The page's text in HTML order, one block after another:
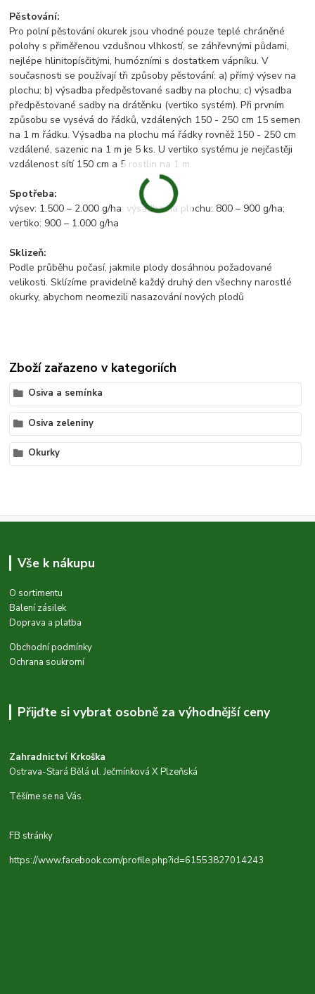
Pěstování:
Pro polní pěstování okurek jsou vhodné pouze teplé chráněné
polohy s přiměřenou vzdušnou vlhkostí, se záhřevnými půdami,
nejlépe hlinitopísčitými, humózními s dostatkem vápníku. V
současnosti se používají tři způsoby pěstování: a) přímý výsev na
plochu; b) výsadba předpěstované sadby na plochu; c) výsadba
předpěstované sadby na drátěnku (vertiko systém). Při prvním
způsobu se vysévá do řádků, vzdálených 150 - 250 cm 15 semen
na 1 m řádku. Výsadba na plochu má řádky rovněž 150 - 250 cm
vzdálené, sazenic na 1 m je 5 ks. U vertiko systému je nejčastěji
vzdálenost sítí 150 cm a 5 rostlin na 1 m.
Spotřeba:
výsev: 1.500 – 2.000 g/ha; výsadba na plochu: 800 – 900 g/ha;
vertiko: 900 – 1.000 g/ha
Sklizeň:
Podle průběhu počasí, jakmile plody dosáhnou požadované
velikosti. Sklízíme pravidelně každý druhý den všechny narostlé
okurky, abychom neomezili nasazování nových plodů
Zboží zařazeno v kategoriích
Osiva a semínka
Osiva zeleniny
Okurky
Vše k nákupu
O sortimentu
Balení zásilek
Doprava a platba
Obchodní podmínky
Ochrana soukromí
Přijďte si vybrat osobně za výhodnější ceny
Zahradnictví Krkoška
Ostrava-Stará Bělá ul. Ječmínková X Plzeňská
Těšíme se na Vás
FB stránky
https://www.facebook.com/profile.php?id=61553827014243